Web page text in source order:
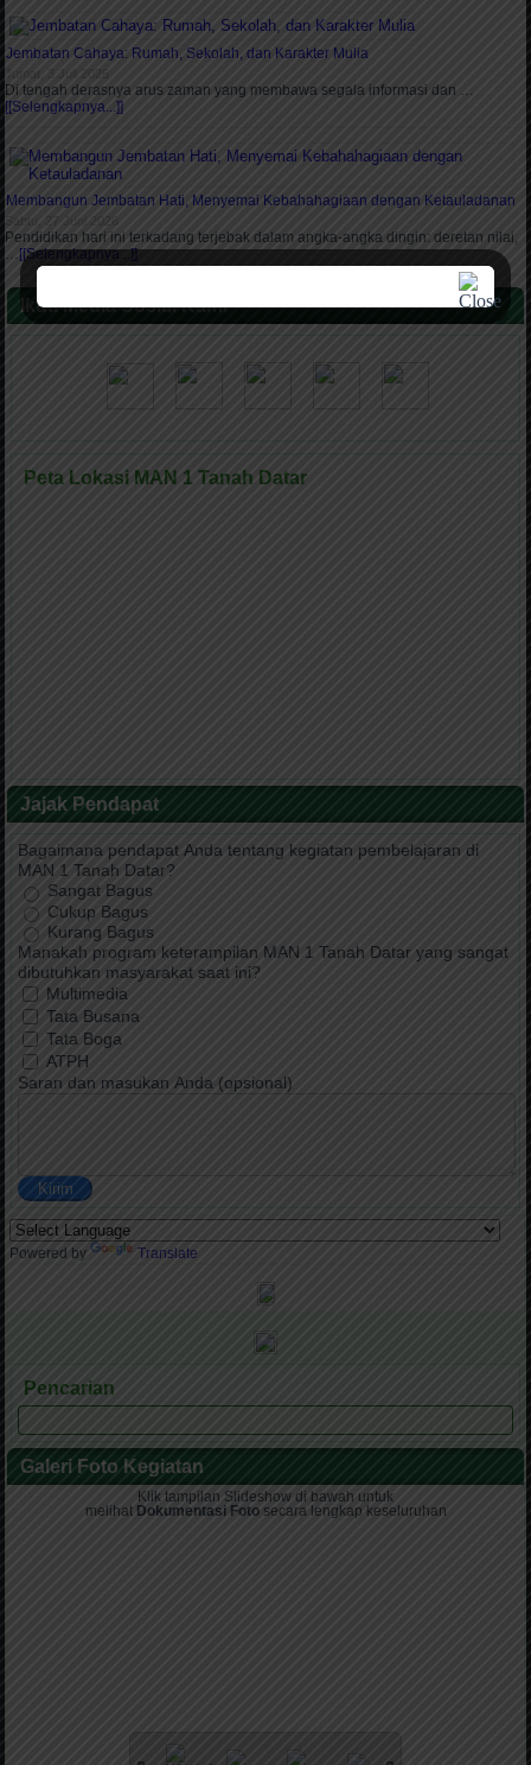
Jembatan Cahaya: Rumah, Sekolah, dan Karakter Mulia
Jumat, 3 Juli 2026
Di tengah derasnya arus zaman yang membawa segala informasi dan …
[[Selengkapnya...]]
Membangun Jembatan Hati, Menyemai Kebahahagiaan dengan Ketauladanan
Sabtu, 27 Juni 2026
Pendidikan hari ini terkadang terjebak dalam angka-angka dingin: deretan nilai,
…[[Selengkapnya...]]
Ikuti Media Sosial Kami
Peta Lokasi MAN 1 Tanah Datar
Jajak Pendapat
Bagaimana pendapat Anda tentang kegiatan pembelajaran di
MAN 1 Tanah Datar?
Sangat Bagus
Cukup Bagus
Kurang Bagus
Manakah program keterampilan MAN 1 Tanah Datar yang sangat
dibutuhkan masyarakat saat ini?
Multimedia
Tata Busana
Tata Boga
ATPH
Saran dan masukan Anda (opsional)
Kirim
Powered by Translate
Pencarian
Galeri Foto Kegiatan
Klik tampilan Slideshow di bawah untuk
melihat Dokumentasi Fotosecara lengkap keseluruhan